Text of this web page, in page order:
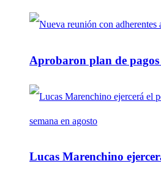
Aprobaron plan de
Lucas Marenchino